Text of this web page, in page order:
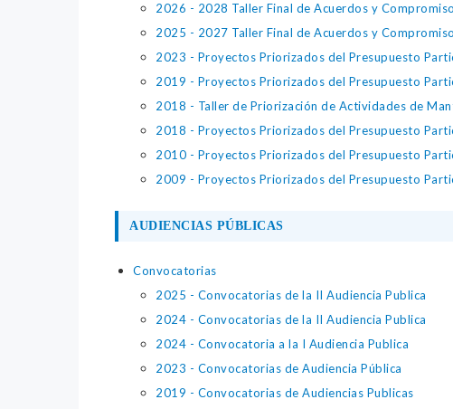
2026 - 2028 Taller Final de Acuerdos y
2025 - 2027 Taller Final de Acuerdos y
2023 - Proyectos Priorizados del Presupuesto
2019 - Proyectos Priorizados del Presupuesto
2018 - Taller de Priorización de Actividades de
2018 - Proyectos Priorizados del Presupuesto
2010 - Proyectos Priorizados del Presupuesto
2009 - Proyectos Priorizados del Presupuesto
AUDIENCIAS PÚBLICAS
Convocatorias
2025 - Convocatorias de la II Audiencia Publica
2024 - Convocatorias de la II Audiencia Publica
2024 - Convocatoria a la I Audiencia Publica
2023 - Convocatorias de Audiencia Pública
2019 - Convocatorias de Audiencias Publicas